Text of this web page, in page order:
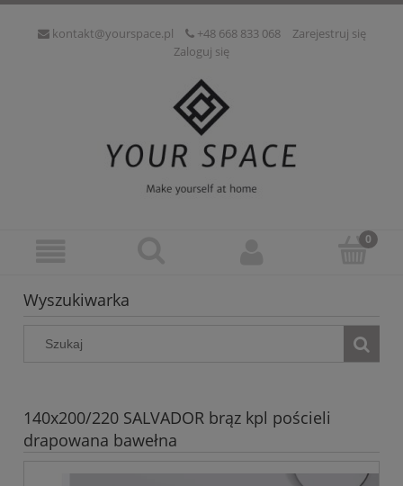
kontakt@yourspace.pl +48 668 833 068
Zarejestruj się
Zaloguj się
Wyszukiwarka
140x200/220 SALVADOR brąz kpl pościeli
drapowana bawełna